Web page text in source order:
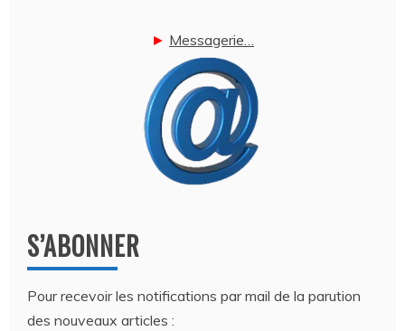
► Messagerie…
S’ABONNER
Pour recevoir les notifications par mail de la parution
des nouveaux articles :